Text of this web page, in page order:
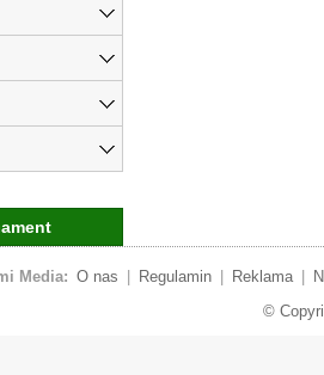
Media: O nas Regulamin Reklama
©